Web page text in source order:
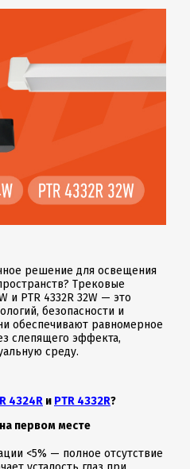
решение для освещения
Трековые
и PTR 4332R 32W — это
безопасности и
обеспечивают равномерное
слепящего эффекта,
среду.
4324R и PTR 4332R?
первом месте
<5% — полное отсутствие